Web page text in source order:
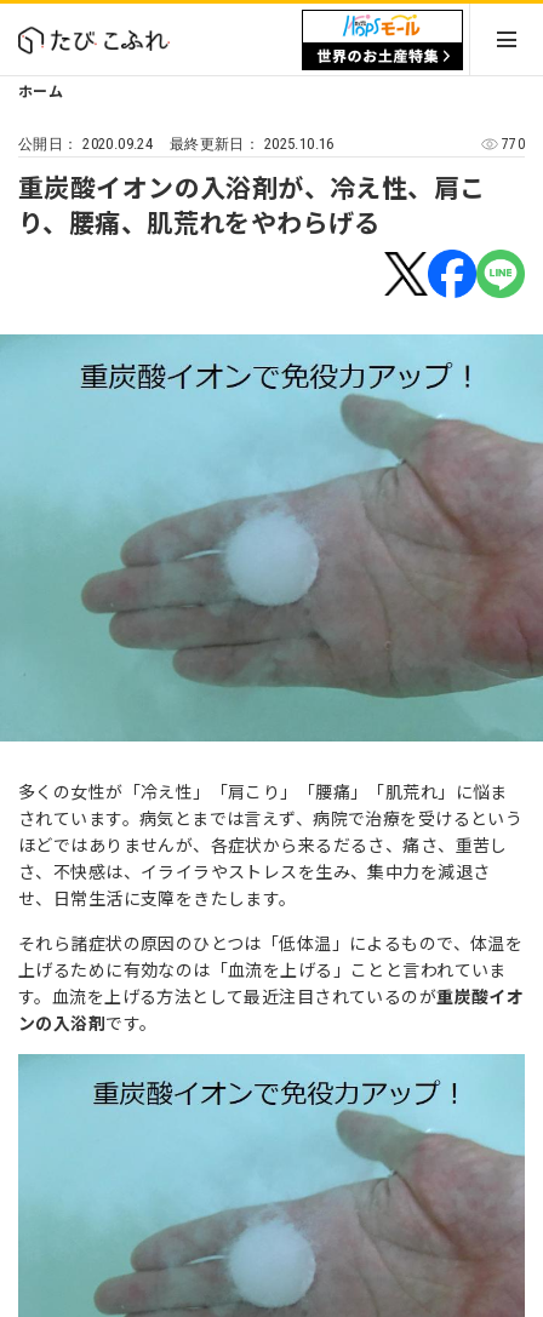
ホーム
公開日：2020.09.24 最終更新日： 2025.10.16 770
重炭酸イオンの入浴剤が、冷え性、肩こ
り、腰痛、肌荒れをやわらげる
多くの女性が「冷え性」「肩こり」「腰痛」「肌荒れ」に悩ま
されています。病気とまでは言えず、病院で治療を受けるという
ほどではありませんが、各症状から来るだるさ、痛さ、重苦し
さ、不快感は、イライラやストレスを生み、集中力を減退さ
せ、日常生活に支障をきたします。
それら諸症状の原因のひとつは「低体温」によるもので、体温を
上げるために有効なのは「血流を上げる」ことと言われていま
す。血流を上げる方法として最近注目されているのが重炭酸イオ
ンの入浴剤です。